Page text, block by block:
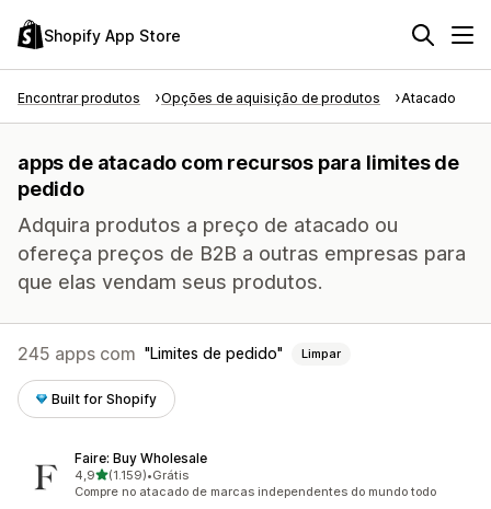
Shopify App Store
Encontrar produtos Opções de aquisição de produtos Atacado
apps de atacado com recursos para limites de
pedido
Adquira produtos a preço de atacado ou
ofereça preços de B2B a outras empresas para
que elas vendam seus produtos.
245 apps com Limites de pedido Limpar
Built for Shopify
Faire: Buy Wholesale
4,9de 5 estrelas
(1.159)
1159 avaliações ao todo
•Grátis
Compre no atacado de marcas independentes do mundo todo